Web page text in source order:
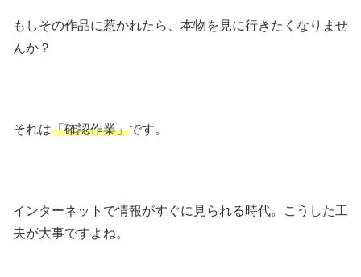
もしその作品に惹かれたら、本物を見に行きたくなりませ
んか？
それは「確認作業」です。
インターネットで情報がすぐに見られる時代。こうした工
夫が大事ですよね。